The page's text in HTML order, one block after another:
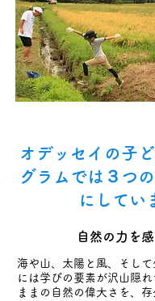
オデッセイの子
グラムでは​３つ
にしてい
自然の力を
海や山、太陽と風、そし
には学びの要素が沢山隠
ままの自然の偉大さを、